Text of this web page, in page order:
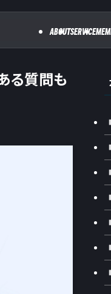
ABOUTSERVICE
る質問も